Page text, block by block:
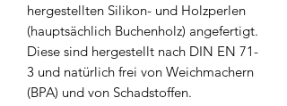
hergestellten Silikon- und Holzperlen
(hauptsächlich Buchenholz) angefertigt.
Diese sind hergestellt nach DIN EN 71-
3 und natürlich frei von Weichmachern
(BPA) und von Schadstoffen.